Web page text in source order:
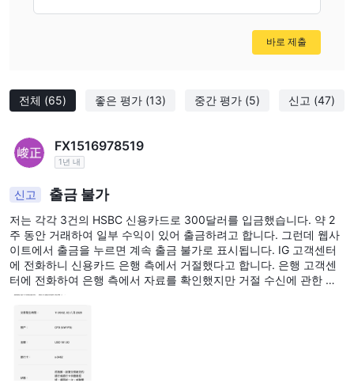
1:400입니다.
IG은 L2 Dealer, ProRealTime, MT4 및 TradingView를 제공합니다.
온라인 거래에는 투자 자본의 잠재적 손실을 포함한 내재적인 위험
온라인 거래에 참여하기 전에 이러한 위험을 이해하고 인정하는 것
이 중요합니다.
전체 (65) 좋은 평가 (13) 중간 평가 (5) 신고 (47)
FX1516978519
1년 내
신고 출금 불가
저는 각각 3건의 HSBC 신용카드로 300달러를 입금했습니다. 약 2
주 동안 거래하여 일부 수익이 있어 출금하려고 합니다. 그런데 웹사
이트에서 출금을 누르면 계속 출금 불가로 표시됩니다. IG 고객센터
에 전화하니 신용카드 은행 측에서 거절했다고 합니다. 은행 고객센
터에 전화하여 은행 측에서 자료를 확인했지만 거절 수신에 관한 어
떤 메시지도 전혀 나타나지 않았습니다. 혹시 대만에서 거래하는 다
른 분들 중 같은 문제를 겪은 분이 있는지 궁금합니다.
바로 제출